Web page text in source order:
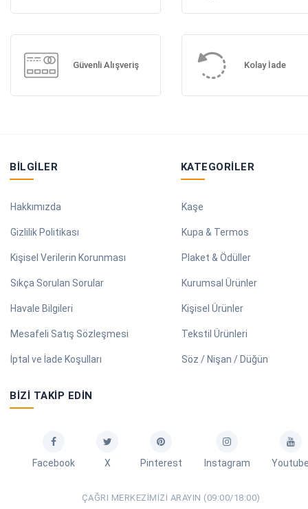
Güvenli Alışveriş Kolay İade
BILGILER
Hakkımızda
Gizlilik Politikası
Kişisel Verilerin Korunması
Sıkça Sorulan Sorular
Havale Bilgileri
Mesafeli Satış Sözleşmesi
İptal ve İade Koşulları
KATEGORILER
Kaşe
Kupa & Termos
Plaket & Ödüller
Kurumsal Ürünler
Kişisel Ürünler
Tekstil Ürünleri
Söz / Nişan / Düğün
BIZI TAKIP EDIN
Facebook X Pinterest Instagram
ÇAĞRI MERKEZIMIZI ARAYIN (09:00/18:00)